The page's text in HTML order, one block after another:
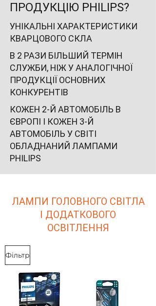
ПРОДУКЦІЮ PHILIPS?
УНІКАЛЬНІ ХАРАКТЕРИСТИКИ
КВАРЦОВОГО СКЛА
В 2 РАЗИ БІЛЬШИЙ ТЕРМІН
СЛУЖБИ, НІЖ У АНАЛОГІЧНОЇ
ПРОДУКЦІЇ ОСНОВНИХ
КОНКУРЕНТІВ
КОЖЕН 2-Й АВТОМОБІЛЬ В
ЄВРОПІ І КОЖЕН 3-Й
АВТОМОБІЛЬ У СВІТІ
ОБЛАДНАНИЙ ЛАМПАМИ
PHILIPS
ЛАМПИ ГОЛОВНОГО СВІТЛА
І ДОДАТКОВОГО
ОСВІТЛЕННЯ
Фільтр